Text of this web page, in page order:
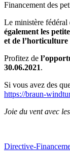
Financement des
Le ministère
également les
et de l’horticulture
Profitez de
30.06.2021.
Si vous avez des
https://braun-
Joie du vent avec
Directive-